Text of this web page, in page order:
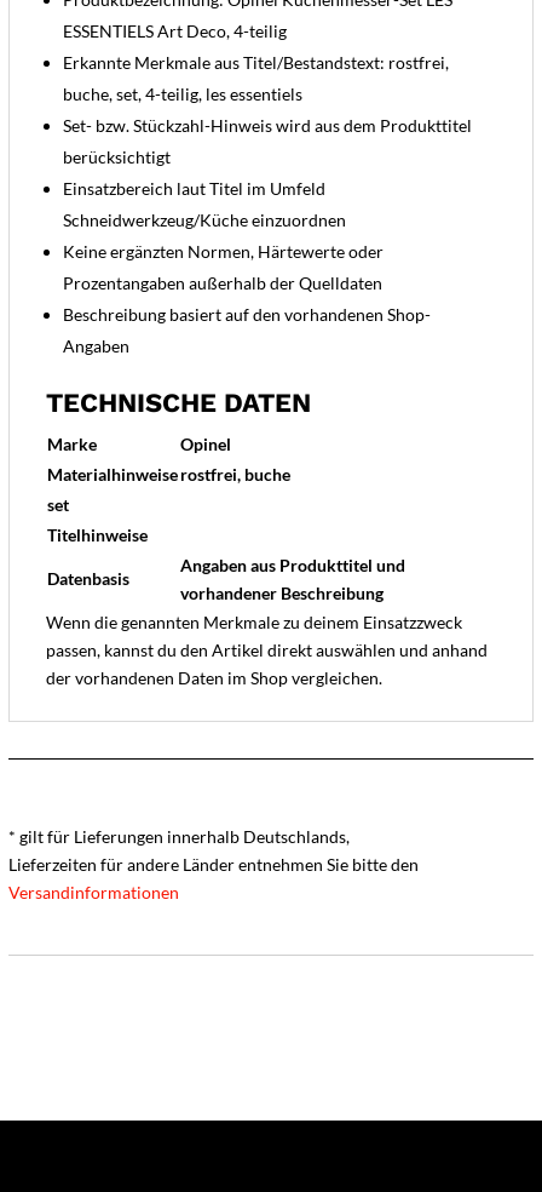
ESSENTIELS Art Deco, 4-teilig
Erkannte Merkmale aus Titel/Bestandstext: rostfrei,
buche, set, 4-teilig, les essentiels
Set- bzw. Stückzahl-Hinweis wird aus dem Produkttitel
berücksichtigt
Einsatzbereich laut Titel im Umfeld
Schneidwerkzeug/Küche einzuordnen
Keine ergänzten Normen, Härtewerte oder
Prozentangaben außerhalb der Quelldaten
Beschreibung basiert auf den vorhandenen Shop-
Angaben
TECHNISCHE DATEN
Marke
Opinel
Materialhinweiserostfrei, buche
set
Titelhinweise
Datenbasis
Angaben aus Produkttitel und
vorhandener Beschreibung
Wenn die genannten Merkmale zu deinem Einsatzzweck
passen, kannst du den Artikel direkt auswählen und anhand
der vorhandenen Daten im Shop vergleichen.
* gilt für Lieferungen innerhalb Deutschlands,
Lieferzeiten für andere Länder entnehmen Sie bitte den
Versandinformationen